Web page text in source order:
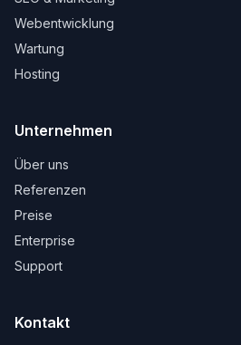
Webentwicklung
Wartung
Hosting
Unternehmen
Über uns
Referenzen
Preise
Enterprise
Support
Kontakt